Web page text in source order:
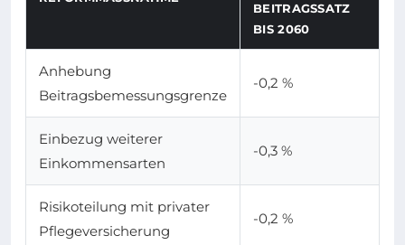
BEITRAGSSATZ
BIS 2060
Anhebung
Beitragsbemessungsgrenze
-0,2 %
Einbezug weiterer
Einkommensarten
-0,3 %
Risikoteilung mit privater
Pflegeversicherung
-0,2 %